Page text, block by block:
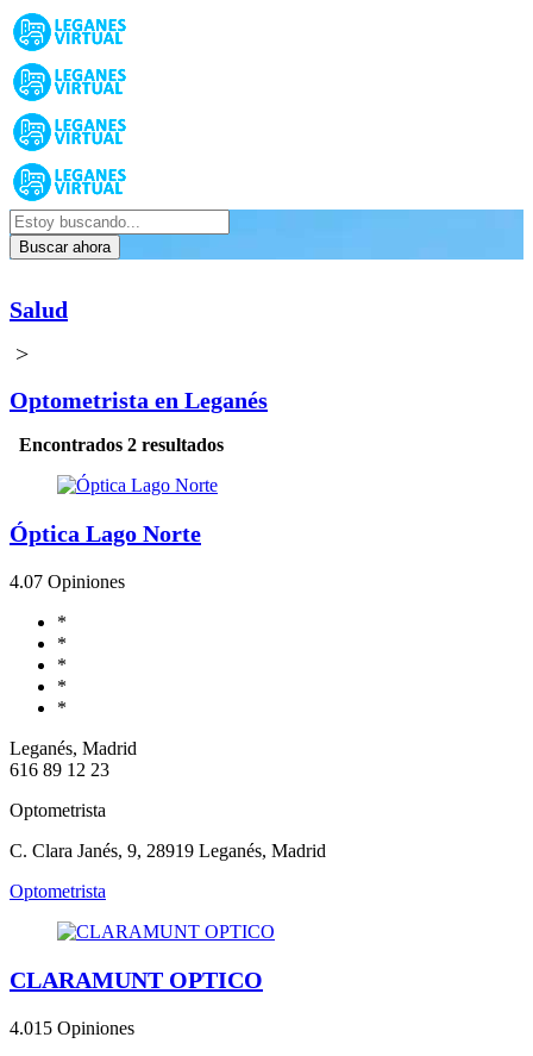
Buscar ahora
Salud
>
Optometrista en Leganés
Encontrados 2 resultados
Óptica Lago Norte
4.07 Opiniones
*
*
*
*
*
Leganés, Madrid
616 89 12 23
Optometrista
C. Clara Janés, 9, 28919 Leganés, Madrid
Optometrista
CLARAMUNT OPTICO
4.015 Opiniones